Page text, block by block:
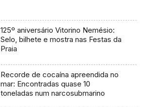
125º aniversário Vitorino Nemésio:
Selo, bilhete e mostra nas Festas da
Praia
Recorde de cocaína apreendida no
mar: Encontradas quase 10
toneladas num narcosubmarino